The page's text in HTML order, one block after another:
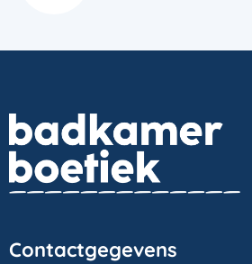
Contactgegevens